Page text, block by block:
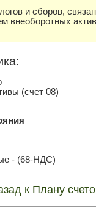
и сборов,
во
(счет 08)
- (68-НДС)
к Плану